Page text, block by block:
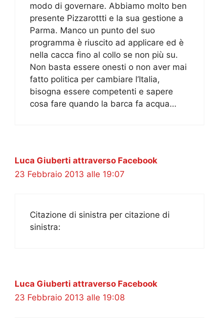
modo di governare. Abbiamo molto ben
presente Pizzarottti e la sua gestione a
Parma. Manco un punto del suo
programma è riuscito ad applicare ed è
nella cacca fino al collo se non più su.
Non basta essere onesti o non aver mai
fatto politica per cambiare l’Italia,
bisogna essere competenti e sapere
cosa fare quando la barca fa acqua…
Luca Giuberti attraverso Facebook
23 Febbraio 2013 alle 19:07
Citazione di sinistra per citazione di
sinistra:
Luca Giuberti attraverso Facebook
23 Febbraio 2013 alle 19:08